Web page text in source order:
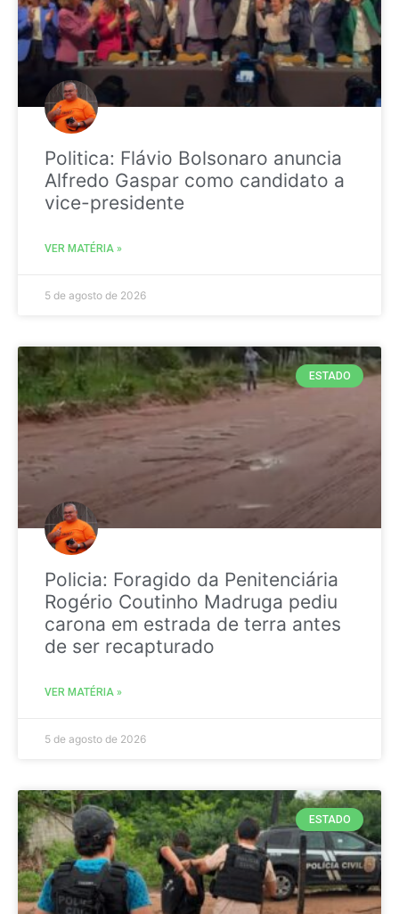
Politica: Flávio Bolsonaro anuncia
Alfredo Gaspar como candidato a
vice-presidente
VER MATÉRIA »
5 de agosto de 2026
ESTADO
Policia: Foragido da Penitenciária
Rogério Coutinho Madruga pediu
carona em estrada de terra antes
de ser recapturado
VER MATÉRIA »
5 de agosto de 2026
ESTADO